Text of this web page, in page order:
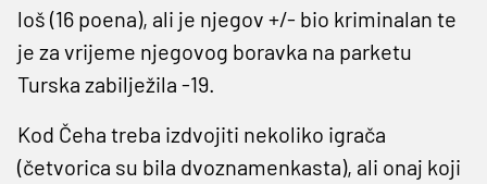
loš (16 poena), ali je njegov +/- bio kriminalan te
je za vrijeme njegovog boravka na parketu
Turska zabilježila -19.
Kod Čeha treba izdvojiti nekoliko igrača
(četvorica su bila dvoznamenkasta), ali onaj koji